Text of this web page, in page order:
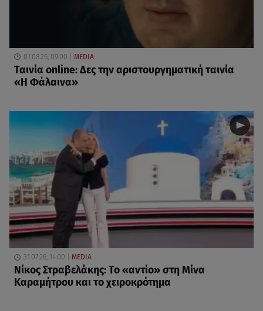
01.08.26, 09:00 MEDIA
Ταινία online: Δες την αριστουργηματική ταινία
«Η Φάλαινα»
31.07.26, 14:00 MEDIA
Νίκος Στραβελάκης: Το «αντίο» στη Μίνα
Καραμήτρου και το χειροκρότημα